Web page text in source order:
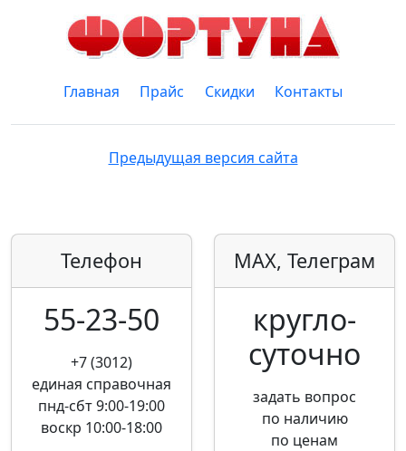
Главная Прайс Скидки Контакты
Предыдущая версия сайта
Телефон
55-23-50
+7 (3012)
единая справочная
пнд-сбт 9:00-19:00
воскр 10:00-18:00
MAX, Телеграм
кругло­
суточно
задать вопрос
по наличию
по ценам